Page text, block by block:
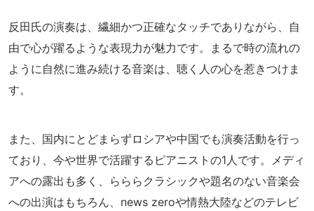
反田氏の演奏は、繊細かつ正確なタッチでありながら、自
由で心が躍るような表現力が魅力です。まるで時の流れの
ように自然に進み続ける音楽は、聴く人の心を惹きつけま
す。
また、国内にとどまらずロシアや中国でも演奏活動を行っ
ており、今や世界で活躍するピアニストの1人です。メディ
アへの露出も多く、らららクラシックや題名のない音楽会
への出演はもちろん、news zeroや情熱大陸などのテレビ